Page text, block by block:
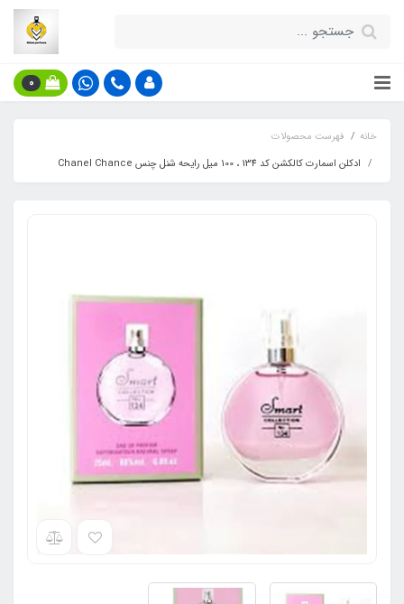
0
خانه
فهرست محصولات
ادکلن اسمارت کالکشن کد 134 ، 100 میل رایحه شنل چنس Chanel Chance